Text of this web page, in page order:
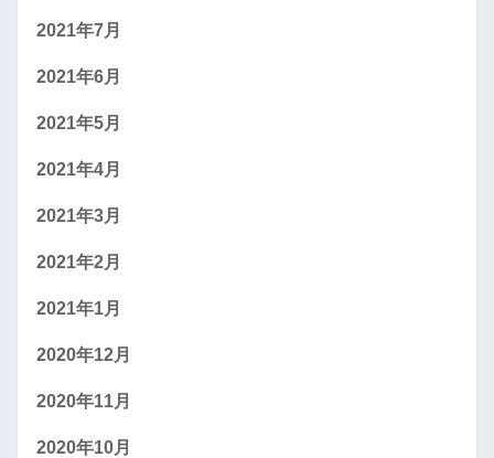
2021年7月
2021年6月
2021年5月
2021年4月
2021年3月
2021年2月
2021年1月
2020年12月
2020年11月
2020年10月